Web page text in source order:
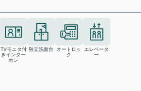
TVモニタ付
きインター
ホン
独立洗面台
オートロッ
ク
エレベータ
ー